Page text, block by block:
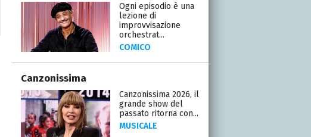
Ogni episodio è una
lezione di
improvvisazione
orchestrat...
COMICO
Canzonissima
Canzonissima 2026, il
grande show del
passato ritorna con...
MUSICALE